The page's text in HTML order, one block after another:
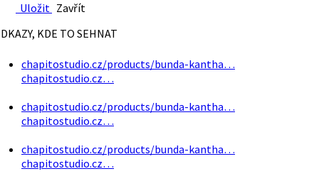
Uložit Zavřít
KDE TO SEHNAT
chapitostudio.cz/products/bunda-kantha…
chapitostudio.cz…
chapitostudio.cz/products/bunda-kantha…
chapitostudio.cz…
chapitostudio.cz/products/bunda-kantha…
chapitostudio.cz…